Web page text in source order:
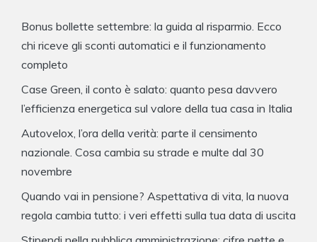
Bonus bollette settembre: la guida al risparmio. Ecco
chi riceve gli sconti automatici e il funzionamento
completo
Case Green, il conto è salato: quanto pesa davvero
l’efficienza energetica sul valore della tua casa in Italia
Autovelox, l’ora della verità: parte il censimento
nazionale. Cosa cambia su strade e multe dal 30
novembre
Quando vai in pensione? Aspettativa di vita, la nuova
regola cambia tutto: i veri effetti sulla tua data di uscita